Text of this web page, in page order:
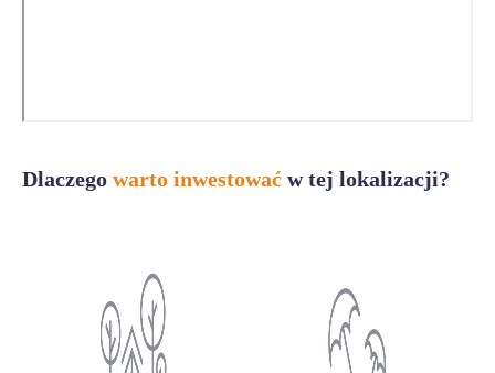
Dlaczego warto inwestować w tej lokalizacji?